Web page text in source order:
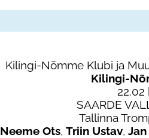
Kilingi-Nõmme Klubi ja
Kilingi-
22.02
SAARDE
Tallinna
Neeme Ots, Triin Ustav,